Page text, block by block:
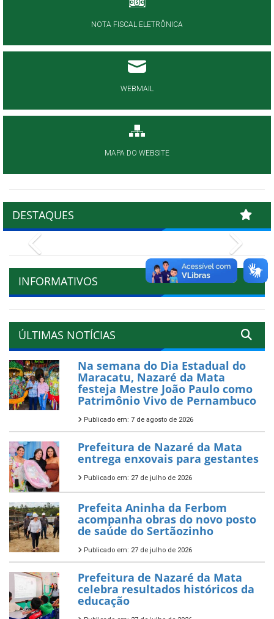
NOTA FISCAL ELETRÔNICA
WEBMAIL
MAPA DO WEBSITE
DESTAQUES
INFORMATIVOS
ÚLTIMAS NOTÍCIAS
Na semana do Dia Estadual do
Maracatu, Nazaré da Mata
festeja Mestre João Paulo como
Patrimônio Vivo de Pernambuco
Publicado em: 7 de agosto de 2026
Prefeitura de Nazaré da Mata
entrega enxovais para gestantes
Publicado em: 27 de julho de 2026
Prefeita Aninha da Ferbom
acompanha obras do novo posto
de saúde do Sertãozinho
Publicado em: 27 de julho de 2026
Prefeitura de Nazaré da Mata
celebra resultados históricos da
educação